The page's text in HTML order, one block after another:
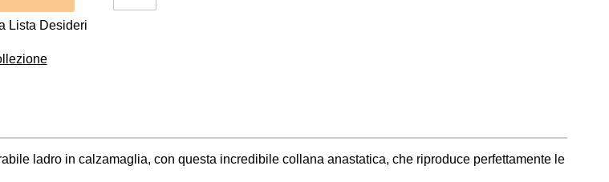
Lista Desideri
ladro in calzamaglia, con questa incredibile collana anastatica, che riproduce perfettamente le